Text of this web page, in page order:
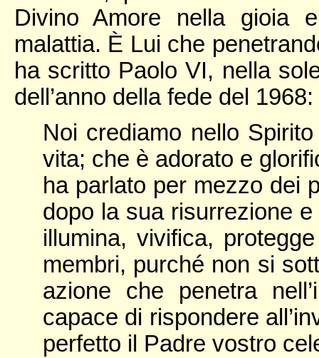
Divino Amore nella gioia
malattia. È Lui che
ha scritto Paolo VI, nella
dell’anno della fede del 1968:
Noi crediamo nello
vita; che è adorato e
ha parlato per mezzo dei
dopo la sua risurrezione
illumina, vivifica,
membri, purché non si
azione che penetra
capace di rispondere
perfetto il Padre vostro